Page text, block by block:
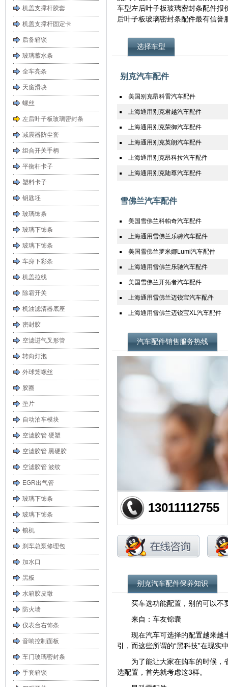
机盖支撑杆胶套
机盖支撑杆固定卡
后备箱锁
玻璃蓄水条
全车亮条
天窗滑块
螺丝
左后叶子板玻璃密封条
减震器防尘套
组合开关手柄
平衡杆卡子
塑料卡子
钥匙坯
玻璃饰条
玻璃下饰条
玻璃下饰条
车身下彩条
机盖拉线
除霜开关
机油滤清器底座
密封胶
空滤进气叉形管
转向灯泡
外球笼螺丝
胶圈
垫片
自动泊车模块
空滤胶管 硬塑
空滤胶管 黑硬胶
空滤胶管 波纹
EGR出气管
玻璃下饰条
玻璃下饰条
锁机
刹车总泵修理包
加水口
黑板
水箱胶皮墩
防火墙
仪表台右饰条
音响控制面板
车门玻璃密封条
手套箱锁
车型左后叶子板玻璃密封条配件报
后叶子板玻璃密封条配件最有信誉
选择车型
别克汽车配件
美国别克昂科雷汽车配件
上海通用别克君越汽车配件
上海通用别克荣御汽车配件
上海通用别克英朗汽车配件
上海通用别克昂科拉汽车配件
上海通用别克陆尊汽车配件
雪佛兰汽车配件
美国雪佛兰科帕奇汽车配件
上海通用雪佛兰乐骋汽车配件
美国雪佛兰罗米娜Lumi汽车配件
上海通用雪佛兰乐驰汽车配件
美国雪佛兰开拓者汽车配件
上海通用雪佛兰迈锐宝汽车配件
上海通用雪佛兰迈锐宝XL汽车配件
汽车配件销售服务热线
13011112755
别克汽车配件保养知识
买车选功能配置，别的可以不
来自：车友锦囊
现在汽车可选择的配置越来越
引，而这些所谓的“黑科技”在现实
为了能让大家在购车的时候，
选配置，首先就考虑这3样。